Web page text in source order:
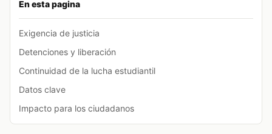
En esta pagina
Exigencia de justicia
Detenciones y liberación
Continuidad de la lucha estudiantil
Datos clave
Impacto para los ciudadanos